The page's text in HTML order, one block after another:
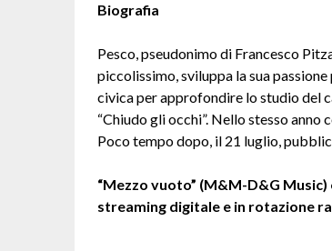
Biografia
Pesco, pseudonimo di Francesco
piccolissimo, sviluppa la sua
civica per approfondire lo studio del
“Chiudo gli occhi”. Nello stesso
Poco tempo dopo, il 21 luglio,
“Mezzo vuoto” (M&M-D&G
streaming digitale e in rotazione